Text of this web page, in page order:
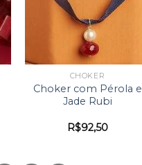
CHOKER
Choker com Pérola e
Jade Rubi
R$92,50